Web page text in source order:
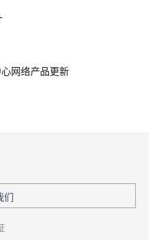
网络产品更新
们